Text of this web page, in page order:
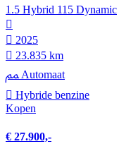
1.5 Hybrid 115 Dynamic
2025
23.835 km
Automaat
Hybride benzine
Kopen
€ 27.900,-